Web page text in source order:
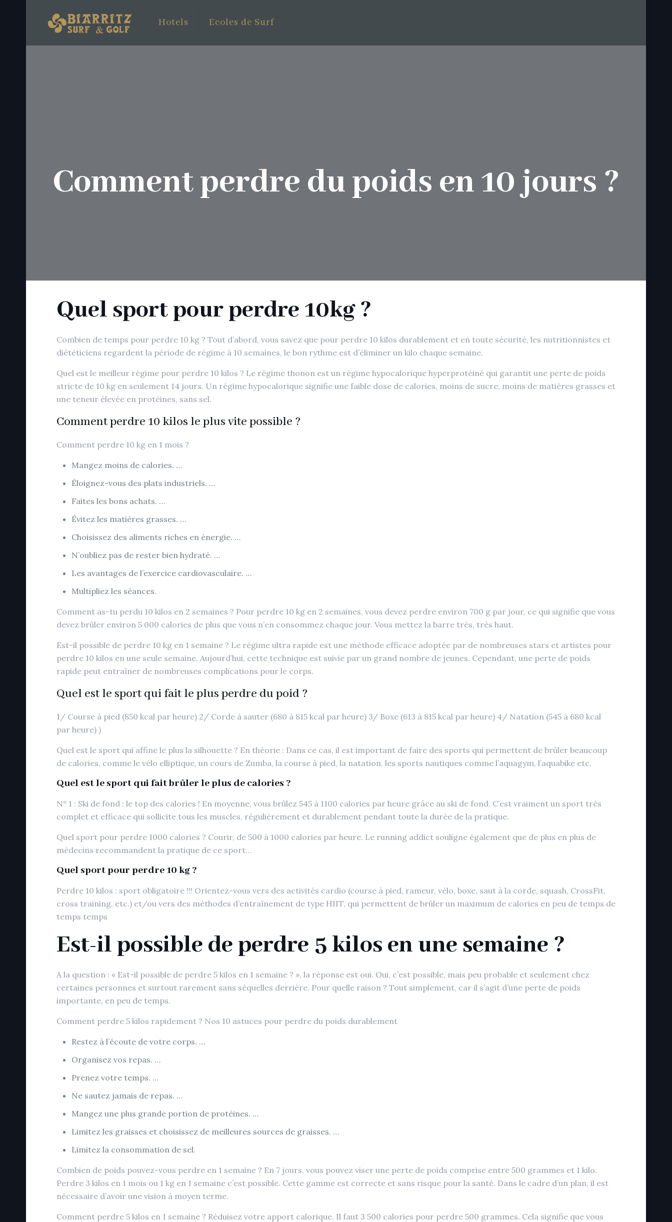
Hotels Ecoles de Surf
Comment perdre du poids en 10 jours ?
Quel sport pour perdre 10kg ?
Combien de temps pour perdre 10 kg ? Tout d’abord, vous savez que pour perdre 10 kilos durablement et en toute sécurité, les nutritionnistes et
diététiciens regardent la période de régime à 10 semaines, le bon rythme est d’éliminer un kilo chaque semaine.
Quel est le meilleur régime pour perdre 10 kilos ? Le régime thonon est un régime hypocalorique hyperprotéiné qui garantit une perte de poids
stricte de 10 kg en seulement 14 jours. Un régime hypocalorique signifie une faible dose de calories, moins de sucre, moins de matières grasses et
une teneur élevée en protéines, sans sel.
Comment perdre 10 kilos le plus vite possible ?
Comment perdre 10 kg en 1 mois ?
Mangez moins de calories. …
Éloignez-vous des plats industriels. …
Faites les bons achats. …
Évitez les matières grasses. …
Choisissez des aliments riches en énergie. …
N’oubliez pas de rester bien hydraté. …
Les avantages de l’exercice cardiovasculaire. …
Multipliez les séances.
Comment as-tu perdu 10 kilos en 2 semaines ? Pour perdre 10 kg en 2 semaines, vous devez perdre environ 700 g par jour, ce qui signifie que vous
devez brûler environ 5 000 calories de plus que vous n’en consommez chaque jour. Vous mettez la barre très, très haut.
Est-il possible de perdre 10 kg en 1 semaine ? Le régime ultra rapide est une méthode efficace adoptée par de nombreuses stars et artistes pour
perdre 10 kilos en une seule semaine. Aujourd’hui, cette technique est suivie par un grand nombre de jeunes. Cependant, une perte de poids
rapide peut entraîner de nombreuses complications pour le corps.
Quel est le sport qui fait le plus perdre du poid ?
1/ Course à pied (850 kcal par heure) 2/ Corde à sauter (680 à 815 kcal par heure) 3/ Boxe (613 à 815 kcal par heure) 4/ Natation (545 à 680 kcal
par heure) )
Quel est le sport qui affine le plus la silhouette ? En théorie : Dans ce cas, il est important de faire des sports qui permettent de brûler beaucoup
de calories, comme le vélo elliptique, un cours de Zumba, la course à pied, la natation, les sports nautiques comme l’aquagym, l’aquabike etc.
Quel est le sport qui fait brûler le plus de calories ?
N° 1 : Ski de fond : le top des calories ! En moyenne, vous brûlez 545 à 1100 calories par heure grâce au ski de fond. C’est vraiment un sport très
complet et efficace qui sollicite tous les muscles, régulièrement et durablement pendant toute la durée de la pratique.
Quel sport pour perdre 1000 calories ? Courir, de 500 à 1000 calories par heure. Le running addict souligne également que de plus en plus de
médecins recommandent la pratique de ce sport…
Quel sport pour perdre 10 kg ?
Perdre 10 kilos : sport obligatoire !!! Orientez-vous vers des activités cardio (course à pied, rameur, vélo, boxe, saut à la corde, squash, CrossFit,
cross training, etc.) et/ou vers des méthodes d’entraînement de type HIIT, qui permettent de brûler un maximum de calories en peu de temps de
temps temps
Est-il possible de perdre 5 kilos en une semaine ?
A la question : « Est-il possible de perdre 5 kilos en 1 semaine ? », la réponse est oui. Oui, c’est possible, mais peu probable et seulement chez
certaines personnes et surtout rarement sans séquelles derrière. Pour quelle raison ? Tout simplement, car il s’agit d’une perte de poids
importante, en peu de temps.
Comment perdre 5 kilos rapidement ? Nos 10 astuces pour perdre du poids durablement
Restez à l’écoute de votre corps. …
Organisez vos repas. …
Prenez votre temps. …
Ne sautez jamais de repas. …
Mangez une plus grande portion de protéines. …
Limitez les graisses et choisissez de meilleures sources de graisses. …
Limitez la consommation de sel.
Combien de poids pouvez-vous perdre en 1 semaine ? En 7 jours, vous pouvez viser une perte de poids comprise entre 500 grammes et 1 kilo.
Perdre 3 kilos en 1 mois ou 1 kg en 1 semaine c’est possible. Cette gamme est correcte et sans risque pour la santé. Dans le cadre d’un plan, il est
nécessaire d’avoir une vision à moyen terme.
Comment perdre 5 kilos en 1 semaine ? Réduisez votre apport calorique. Il faut 3 500 calories pour perdre 500 grammes. Cela signifie que vous